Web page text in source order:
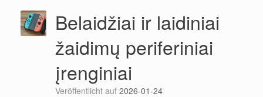
Belaidžiai ir laidiniai
žaidimų periferiniai
įrenginiai
Veröffentlicht auf 2026-01-24